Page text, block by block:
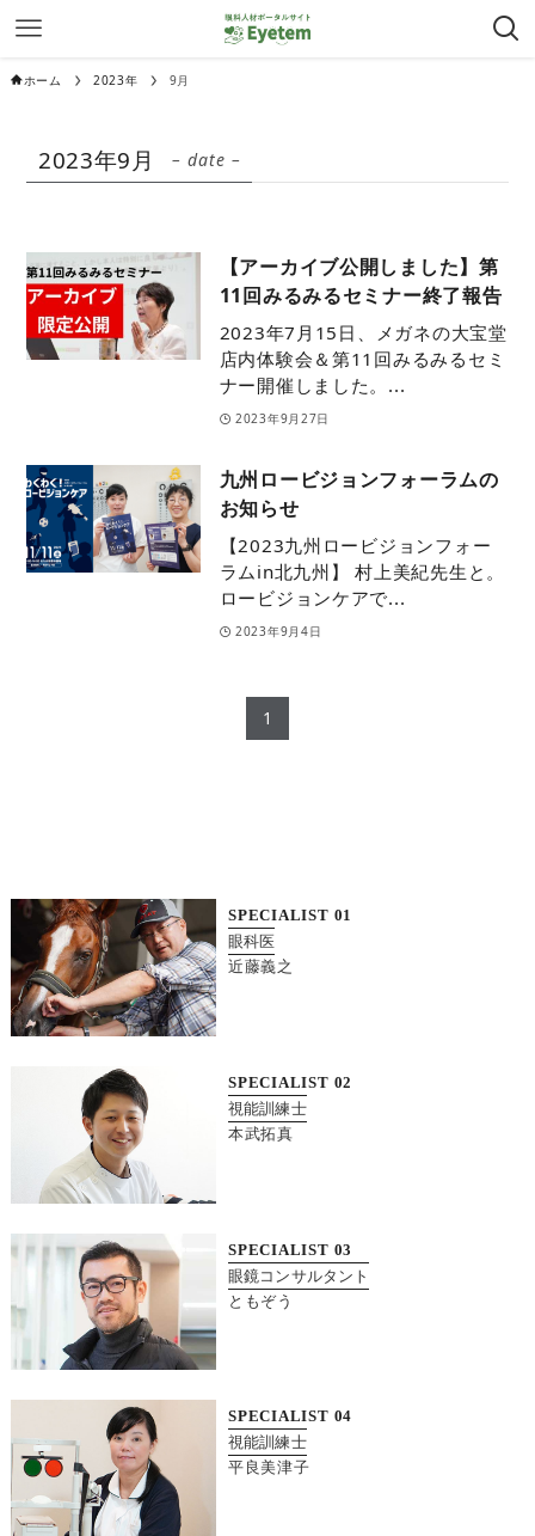
ホーム 2023年 9月
2023年9月 – date –
【アーカイブ公開しました】第
11回みるみるセミナー終了報告
2023年7月15日、メガネの大宝堂
店内体験会＆第11回みるみるセミ
ナー開催しました。...
2023年9月27日
九州ロービジョンフォーラムの
お知らせ
【2023九州ロービジョンフォー
ラムin北九州】 村上美紀先生と。
ロービジョンケアで...
2023年9月4日
1
SPECIALIST 01
眼科医
近藤義之
SPECIALIST 02
視能訓練士
本武拓真
SPECIALIST 03
眼鏡コンサルタント
ともぞう
SPECIALIST 04
視能訓練士
平良美津子